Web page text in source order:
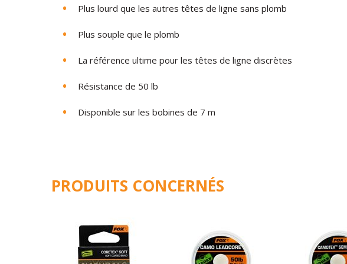
Plus lourd que les autres têtes de ligne sans plomb
Plus souple que le plomb
La référence ultime pour les têtes de ligne discrètes
Résistance de 50 lb
Disponible sur les bobines de 7 m
PRODUITS CONCERNÉS